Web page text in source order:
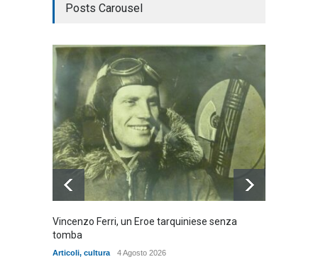
Posts Carousel
Vincenzo Ferri, un Eroe tarquiniese senza
tomba
Articoli, cultura 4 Agosto 2026